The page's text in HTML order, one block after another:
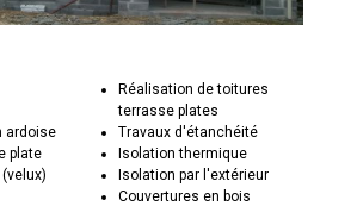
ardoise
plate
Réalisation de toitures
terrasse plates
Travaux d'étanchéité
Isolation thermique
Isolation par l'extérieur
Couvertures en bois